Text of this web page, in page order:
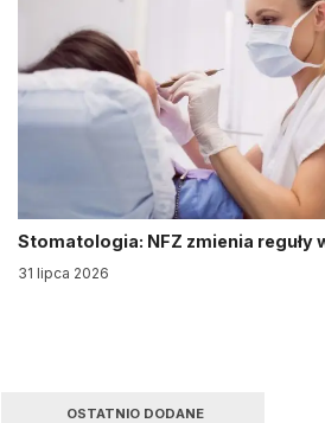
Stomatologia: NFZ zmienia reguły
31 lipca 2026
OSTATNIO DODANE